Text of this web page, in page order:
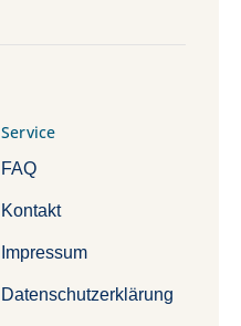
Service
FAQ
Kontakt
Impressum
Datenschutzerklärung